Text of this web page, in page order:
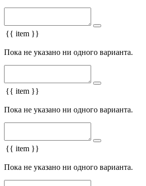
{{ item }}
Пока не указано ни одного варианта.
{{ item }}
Пока не указано ни одного варианта.
{{ item }}
Пока не указано ни одного варианта.